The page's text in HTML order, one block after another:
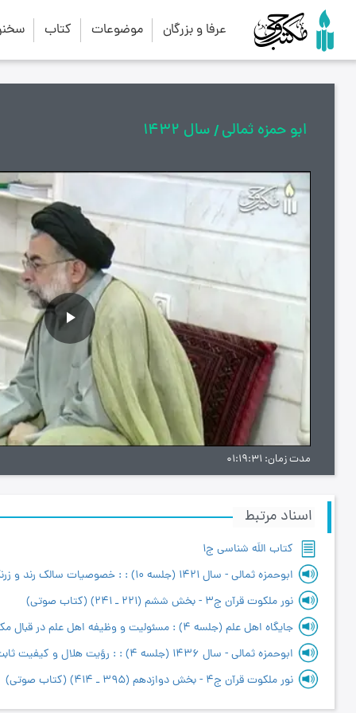
عرفا و بزرگان موضوعات کتاب
ابو حمزه ثمالی سال 1432
پخش
ویدیو
مدت زمان 01:19:31
اسناد مرتبط
کتاب اللَه شناسی ج1
ابو‌حمزه ثمالی - سال 1421 (جلسه 10) : : خصوصیات سالک رند و زرنگ
نور ملکوت قرآن ج3 - بخش ششم (221 ـ 241) (کتاب صوتی)
نور ملکوت قرآن ج۴ - بخش دوازدهم (395 ـ 414) (کتاب صوتی)